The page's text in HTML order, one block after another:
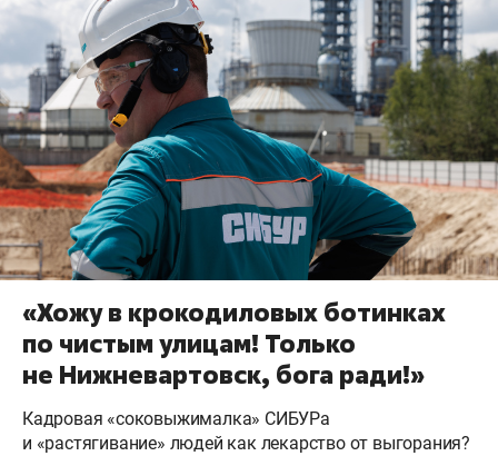
«Хожу в крокодиловых ботинках
по чистым улицам! Только
не Нижневартовск, бога ради!»
Кадровая «соковыжималка» СИБУРа
и «растягивание» людей как лекарство от выгорания?